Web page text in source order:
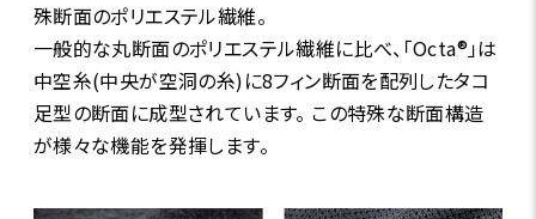
殊断面のポリエステル繊維。
一般的な丸断面のポリエステル繊維に比べ、「Octa®」は
中空糸(中央が空洞の糸)に8フィン断面を配列したタコ
足型の断面に成型されています。 この特殊な断面構造
が様々な機能を発揮します。